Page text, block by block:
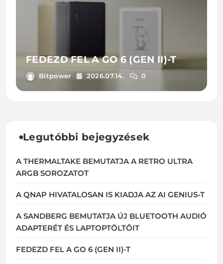
FEDEZD FEL A GO 6 (GEN II)-T
Bitpower 2026.07.14. 0
Legutóbbi bejegyzések
A THERMALTAKE BEMUTATJA A RETRO ULTRA
ARGB SOROZATOT
A QNAP HIVATALOSAN IS KIADJA AZ AI GENIUS-T
A SANDBERG BEMUTATJA ÚJ BLUETOOTH AUDIÓ
ADAPTERÉT ÉS LAPTOPTÖLTŐIT
FEDEZD FEL A GO 6 (GEN II)-T